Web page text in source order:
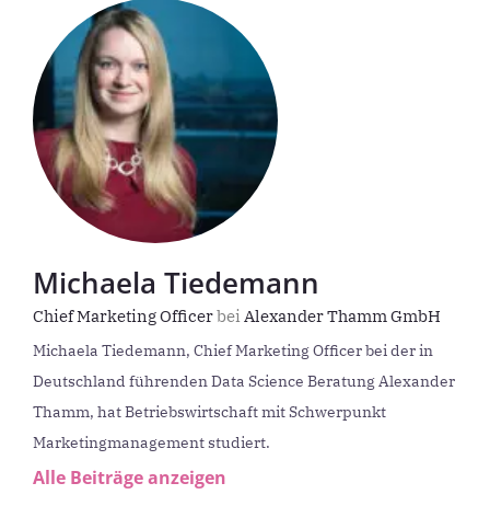
Michaela Tiedemann
Chief Marketing OfficerbeiAlexander Thamm GmbH
Michaela Tiedemann, Chief Marketing Officer bei der in
Deutschland führenden Data Science Beratung Alexander
Thamm, hat Betriebswirtschaft mit Schwerpunkt
Marketingmanagement studiert.
Alle Beiträge anzeigen